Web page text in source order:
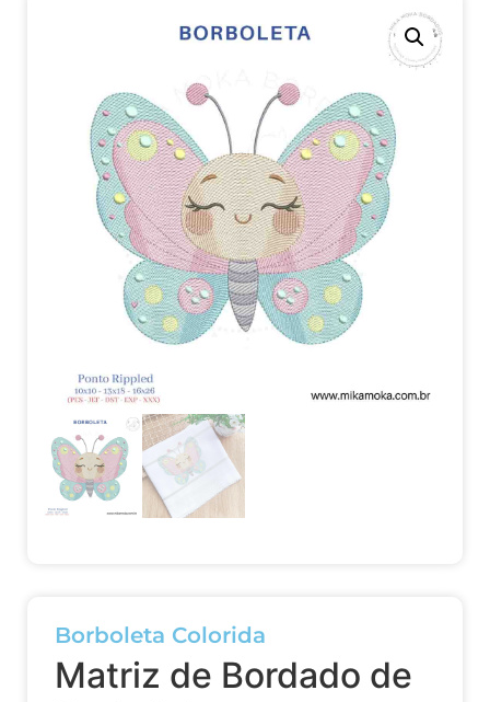
Borboleta Colorida
Matriz de Bordado de